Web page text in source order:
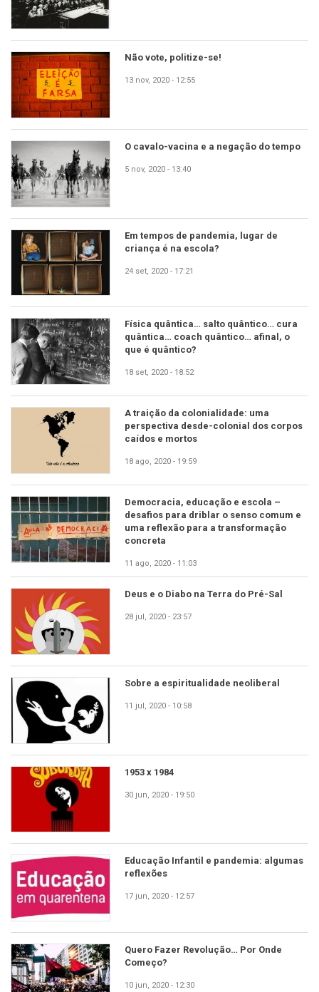
Não vote, politize-se!
13 nov, 2020 - 12:55
O cavalo-vacina e a negação do tempo
5 nov, 2020 - 13:40
Em tempos de pandemia, lugar de
criança é na escola?
24 set, 2020 - 17:21
Física quântica… salto quântico… cura
quântica… coach quântico… afinal, o
que é quântico?
18 set, 2020 - 18:52
A traição da colonialidade: uma
perspectiva desde-colonial dos corpos
caídos e mortos
18 ago, 2020 - 19:59
Democracia, educação e escola –
desafios para driblar o senso comum e
uma reflexão para a transformação
concreta
11 ago, 2020 - 11:03
Deus e o Diabo na Terra do Pré-Sal
28 jul, 2020 - 23:57
Sobre a espiritualidade neoliberal
11 jul, 2020 - 10:58
1953 x 1984
30 jun, 2020 - 19:50
Educação Infantil e pandemia: algumas
reflexões
17 jun, 2020 - 12:57
Quero Fazer Revolução… Por Onde
Começo?
10 jun, 2020 - 12:30